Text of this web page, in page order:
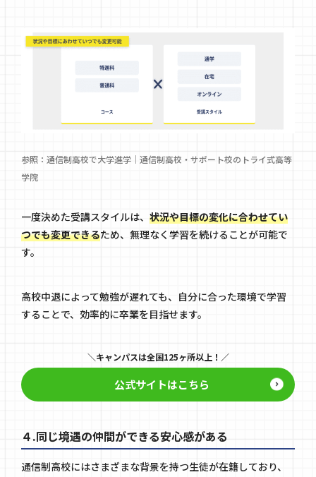
参照： 通信制高校で大学進学｜通信制高校・サポート校のトライ式高等
学院
一度決めた受講スタイルは、 状況や目標の変化に合わせてい
つでも変更できるため、無理なく学習を続けることが可能で
す。
高校中退によって勉強が遅れても、自分に合った環境で学習
することで、効率的に卒業を目指せます。
キャンパスは全国125ヶ所以上！
公式サイトはこちら
４.同じ境遇の仲間ができる安心感がある
通信制高校にはさまざまな背景を持つ生徒が在籍しており、